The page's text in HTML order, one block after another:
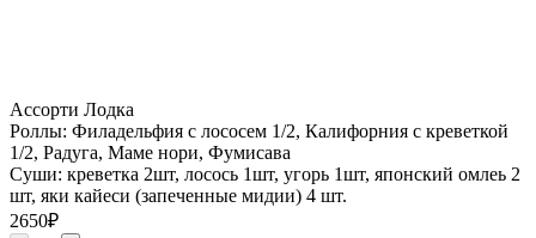
Ассорти Лодка
Роллы: Филадельфия с лососем 1/2, Калифорния с креветкой
1/2, Радуга, Маме нори, Фумисава
Суши: креветка 2шт, лосось 1шт, угорь 1шт, японский омлеь 2
шт, яки кайеси (запеченные мидии) 4 шт.
2650₽